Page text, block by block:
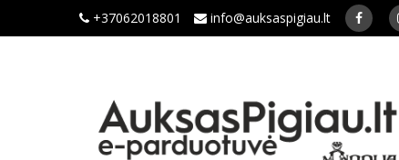
+37062018801 info@auksaspigiau.lt